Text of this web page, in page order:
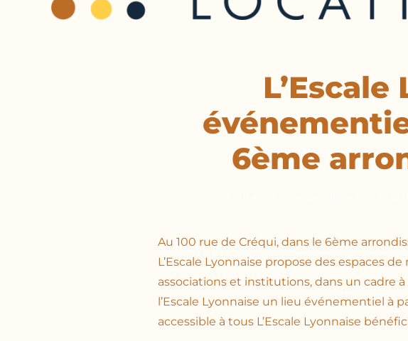
6ème
Au 100 rue de Créqui, dans le 6ème
L’Escale Lyonnaise propose des espaces
associations et institutions, dans un cadre
l’Escale Lyonnaise un lieu événementiel à
accessible à tous L’Escale Lyonnaise